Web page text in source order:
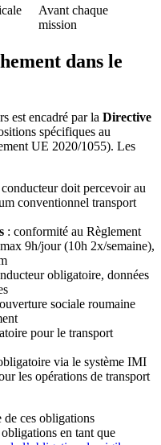
Avant chaque
mission
dans le
est encadré par la Directive
spécifiques au
UE 2020/1055). Les
doit percevoir au
conventionnel transport
: conformité au Règlement
9h/jour (10h 2x/semaine),
obligatoire, données
sociale roumaine
pour le transport
via le système IMI
les opérations de transport
de ces obligations
en tant que